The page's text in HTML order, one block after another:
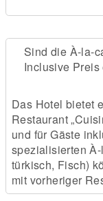
Sind die À-la-
Inclusive Preis
Das Hotel bietet
Restaurant
und für Gäste
spezialisierten
türkisch, Fisch)
mit vorheriger